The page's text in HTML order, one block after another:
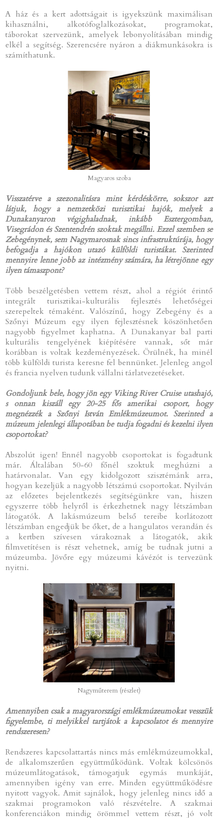
A ház és a kert adottságait is igyekszünk maximálisan
kihasználni, alkotófoglalkozásokat, programokat,
táborokat szervezünk, amelyek lebonyolításában mindig
elkél a segítség. Szerencsére nyáron a diákmunkásokra is
számíthatunk.
Magyaros szoba
Visszatérve a szezonalitásra mint kérdéskörre, sokszor azt
látjuk, hogy a nemzetközi turisztikai hajók, melyek a
Dunakanyaron végighaladnak, inkább Esztergomban,
Visegrádon és Szentendrén szoktak megállni. Ezzel szemben se
Zebegénynek, sem Nagymarosnak sincs infrastruktúrája, hogy
befogadja a hajókon utazó külföldi turistákat. Szerinted
mennyire lenne jobb az intézmény számára, ha létrejönne egy
ilyen támaszpont?
Több beszélgetésben vettem részt, ahol a régiót érintő
integrált turisztikai-kulturális fejlesztés lehetőségei
szerepeltek témaként. Valószínű, hogy Zebegény és a
Szőnyi Múzeum egy ilyen fejlesztésnek köszönhetően
nagyobb figyelmet kaphatna. A Dunakanyar bal parti
kulturális tengelyének kiépítésére vannak, sőt már
korábban is voltak kezdeményezések. Örülnék, ha minél
több külföldi turista keresne fel bennünket. Jelenleg angol
és francia nyelven tudunk vállalni tárlatvezetéseket.
Gondoljunk bele, hogy jön egy Viking River Cruise utashajó,
s onnan kiszáll egy 20-25 fős amerikai csoport, hogy
megnézzék a Szőnyi István Emlékmúzeumot. Szerinted a
múzeum jelenlegi állapotában be tudja fogadni és kezelni ilyen
csoportokat?
Abszolút igen! Ennél nagyobb csoportokat is fogadtunk
már. Általában 50-60 főnél szoktuk meghúzni a
határvonalat. Van egy kidolgozott szisztémánk arra,
hogyan kezeljük a nagyobb létszámú csoportokat. Nyilván
az előzetes bejelentkezés segítségünkre van, hiszen
egyszerre több helyről is érkezhetnek nagy létszámban
látogatók. A lakásmúzeum belső tereibe korlátozott
létszámban engedjük be őket, de a hangulatos verandán és
a kertben szívesen várakoznak a látogatók, akik
filmvetítésen is részt vehetnek, amíg be tudnak jutni a
múzeumba. Jövőre egy múzeumi kávézót is tervezünk
nyitni.
Nagyműterem (részlet)
Amennyiben csak a magyarországi emlékmúzeumokat vesszük
figyelembe, ti melyikkel tartjátok a kapcsolatot és mennyire
rendszeresen?
Rendszeres kapcsolattartás nincs más emlékmúzeumokkal,
de alkalomszerűen együttműködünk. Voltak kölcsönös
múzeumlátogatások, támogatjuk egymás munkáját,
amennyiben igény van erre. Minden együttműködésre
nyitott vagyok. Amit sajnálok, hogy jelenleg nincs idő a
szakmai programokon való részvételre. A szakmai
konferenciákon mindig örömmel vettem részt, jó volt